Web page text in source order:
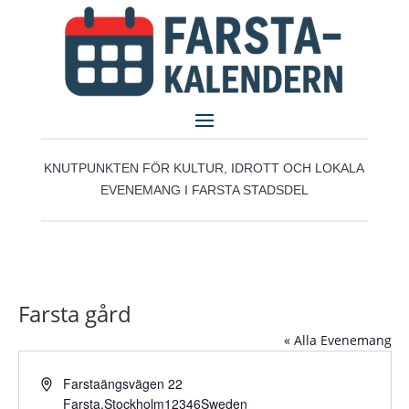
KNUTPUNKTEN FÖR KULTUR, IDROTT OCH LOKALA
EVENEMANG I FARSTA STADSDEL
Farsta gård
« Alla Evenemang
AdressFarstaängsvägen 22
Farsta,Stockholm12346Sweden